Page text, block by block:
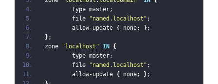
        type master;
        file
"named.localhost" ;
        allow-update
{ none; };
};
zone
"localhost" IN {
        type master;
        file
"named.localhost" ;
        allow-update
{ none; };